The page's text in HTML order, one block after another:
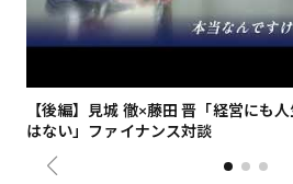
【後編】見城 徹×藤田 晋「経営にも
はない」ファイナンス対談